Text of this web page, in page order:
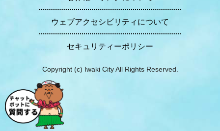
ウェブアクセシビリティについて
セキュリティーポリシー
Copyright (c) Iwaki City All Rights Reserved.